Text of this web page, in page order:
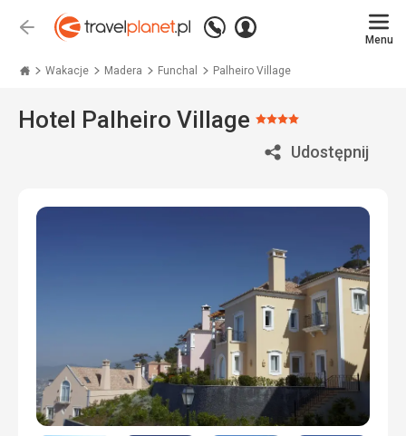
Wstecz
Zadzwoń
+48
771
Zaloguj
Menu
Wakacje Madera Funchal Palheiro Village
Hotel Palheiro Village Ocena:
4/5 Udostępnij